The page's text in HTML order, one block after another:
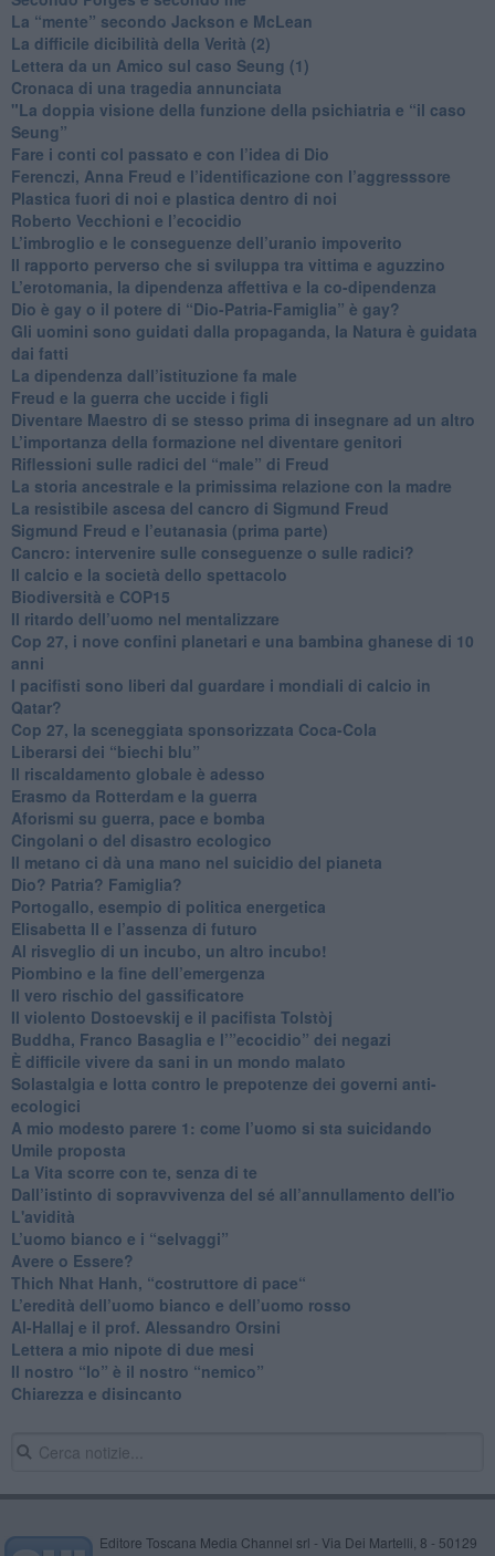
​La “mente” secondo Jackson e McLean
La difficile dicibilità della Verità (2)
​Lettera da un Amico sul caso Seung (1)
​Cronaca di una tragedia annunciata
"​La doppia visione della funzione della psichiatria e “il caso
Seung”
​Fare i conti col passato e con l’idea di Dio
​Ferenczi, Anna Freud e l’identificazione con l’aggresssore
Plastica fuori di noi e plastica dentro di noi
​Roberto Vecchioni e l’ecocidio
​L’imbroglio e le conseguenze dell’uranio impoverito
​Il rapporto perverso che si sviluppa tra vittima e aguzzino
L’erotomania, la dipendenza affettiva e la co-dipendenza
​Dio è gay o il potere di “Dio-Patria-Famiglia” è gay?
​Gli uomini sono guidati dalla propaganda, la Natura è guidata
dai fatti
La dipendenza dall’istituzione fa male
​Freud e la guerra che uccide i figli
​Diventare Maestro di se stesso prima di insegnare ad un altro
L’importanza della formazione nel diventare genitori
Riflessioni sulle radici del “male” di Freud
​La storia ancestrale e la primissima relazione con la madre
​La resistibile ascesa del cancro di Sigmund Freud
Sigmund Freud e l’eutanasia (prima parte)
Cancro: intervenire sulle conseguenze o sulle radici?
​Il calcio e la società dello spettacolo
Biodiversità e COP15
​Il ritardo dell’uomo nel mentalizzare
​Cop 27, i nove confini planetari e una bambina ghanese di 10
anni
​I pacifisti sono liberi dal guardare i mondiali di calcio in
Qatar?
​Cop 27, la sceneggiata sponsorizzata Coca-Cola
​Liberarsi dei “biechi blu”
Il riscaldamento globale è adesso
​Erasmo da Rotterdam e la guerra
​Aforismi su guerra, pace e bomba
Cingolani o del disastro ecologico
​Il metano ci dà una mano nel suicidio del pianeta
​Dio? Patria? Famiglia?
Portogallo, esempio di politica energetica
​Elisabetta II e l’assenza di futuro
Al risveglio di un incubo, un altro incubo!
​Piombino e la fine dell’emergenza
​Il vero rischio del gassificatore
​Il violento Dostoevskij e il pacifista Tolstòj
​Buddha, Franco Basaglia e l’”ecocidio” dei negazi
​È difficile vivere da sani in un mondo malato
Solastalgia e lotta contro le prepotenze dei governi anti-
ecologici
​A mio modesto parere 1: come l’uomo si sta suicidando
​Umile proposta
​La Vita scorre con te, senza di te
​Dall’istinto di sopravvivenza del sé all’annullamento dell'io
L'avidità
​L’uomo bianco e i “selvaggi”
​Avere o Essere?
​Thich Nhat Hanh, “costruttore di pace“
​L’eredità dell’uomo bianco e dell’uomo rosso
Al-Hallaj e il prof. Alessandro Orsini
​Lettera a mio nipote di due mesi
​Il nostro “Io” è il nostro “nemico”
​Chiarezza e disincanto
Editore Toscana Media Channel srl - Via Dei Martelli, 8 - 50129